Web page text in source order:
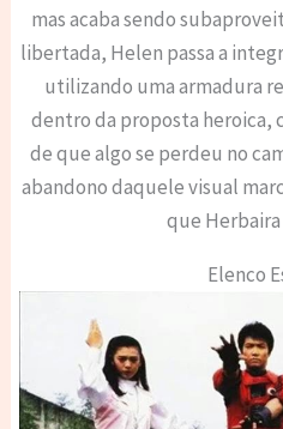
mas acaba sendo
libertada, Helen passa a
utilizando uma armadura
dentro da proposta heroica,
de que algo se perdeu no
abandono daquele visual
que Herbaira
Elenco